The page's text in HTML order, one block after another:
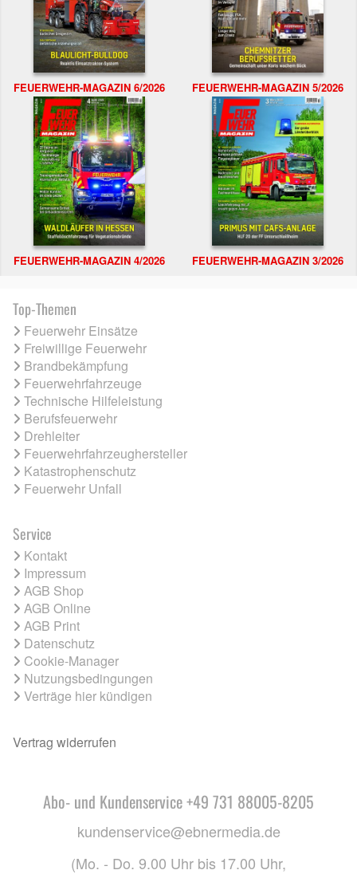
FEUERWEHR-MAGAZIN 6/2026 FEUERWEHR-MAGAZIN 5/2026
FEUERWEHR-MAGAZIN 4/2026 FEUERWEHR-MAGAZIN 3/2026
Top-Themen
Feuerwehr Einsätze
Freiwillige Feuerwehr
Brandbekämpfung
Feuerwehrfahrzeuge
Technische Hilfeleistung
Berufsfeuerwehr
Drehleiter
Feuerwehrfahrzeughersteller
Katastrophenschutz
Feuerwehr Unfall
Service
Kontakt
Impressum
AGB Shop
AGB Online
AGB Print
Datenschutz
Cookie-Manager
Nutzungsbedingungen
Verträge hier kündigen
Vertrag widerrufen
Abo- und Kundenservice +49 731 88005-8205
kundenservice@ebnermedia.de
(Mo. - Do. 9.00 Uhr bis 17.00 Uhr,